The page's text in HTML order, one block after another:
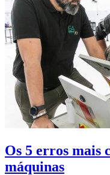
Os 5 erros mais
máquinas